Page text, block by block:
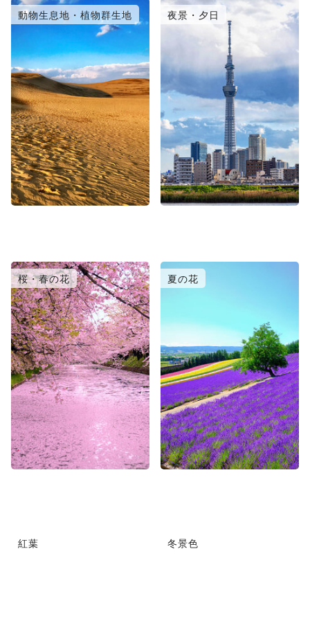
動物生息地・植物群生地 夜景・夕日
桜・春の花 夏の花
紅葉 冬景色